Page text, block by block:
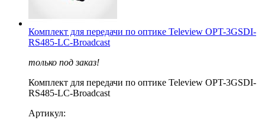
Комплект для передачи по оптике Teleview OPT-3GSDI-
RS485-LC-Broadcast
только под заказ!
Комплект для передачи по оптике Teleview OPT-3GSDI-
RS485-LC-Broadcast
Артикул: